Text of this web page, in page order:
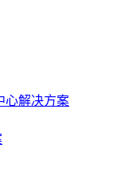
心解决方案